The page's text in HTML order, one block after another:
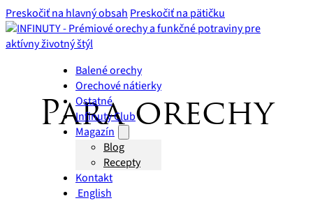
Preskočiť na hlavný obsah Preskočiť na pätičku
Balené orechy
Orechové nátierky
Ostatné
Infinuty Club
Magazín
Blog
Recepty
Kontakt
English
Para orechy